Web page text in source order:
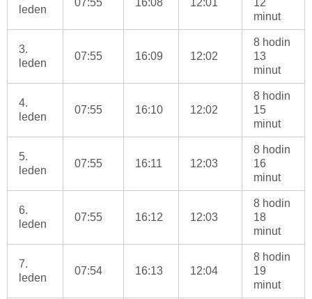
leden
07:55 16:08 12:01
12
minut
3.
leden
07:55 16:09 12:02
8 hodin
13
minut
4.
leden
07:55 16:10 12:02
8 hodin
15
minut
5.
leden
07:55 16:11 12:03
8 hodin
16
minut
6.
leden
07:55 16:12 12:03
8 hodin
18
minut
7.
leden
07:54 16:13 12:04
8 hodin
19
minut